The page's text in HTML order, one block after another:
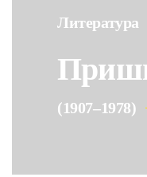
Литература
(1907–1978)